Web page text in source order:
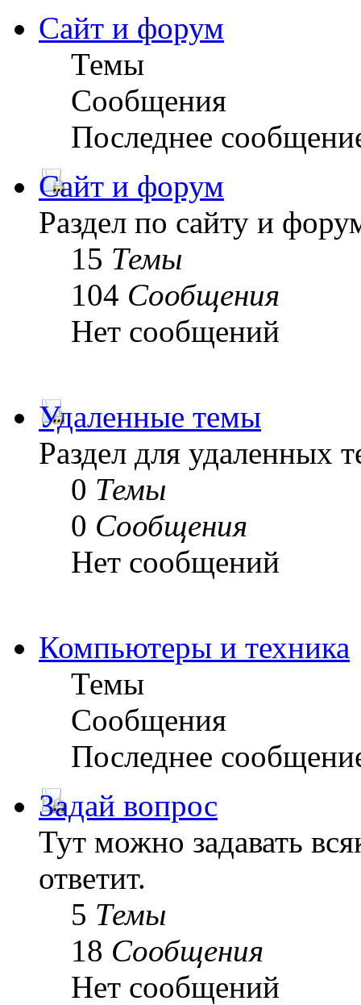
Сайт и форум
Темы
Сообщения
Последнее
Сайт и форум
Раздел по сайту и
15 Темы
104 Сообщения
Нет сообщений
Удаленные темы
Раздел для удаленных
0 Темы
0 Сообщения
Нет сообщений
Компьютеры и техника
Темы
Сообщения
Последнее
Задай вопрос
Тут можно задавать
ответит.
5 Темы
18 Сообщения
Нет сообщений